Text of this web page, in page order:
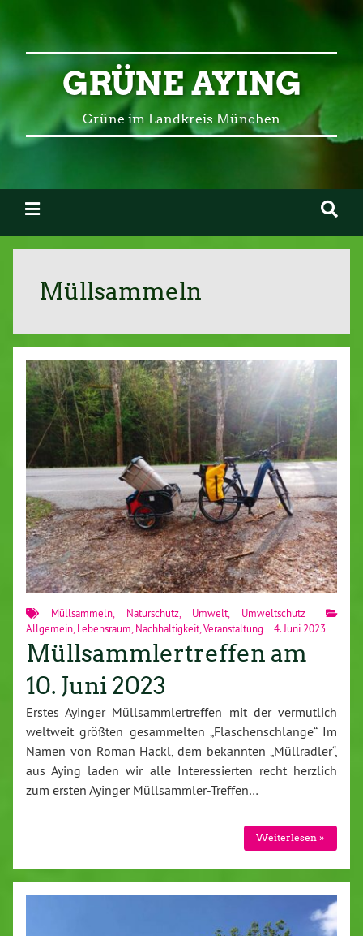
GRÜNE AYING
Grüne im Landkreis München
Müllsammeln
Müllsammeln, Naturschutz, Umwelt, Umweltschutz
Allgemein,Lebensraum,Nachhaltigkeit,Veranstaltung 4. Juni 2023
Müllsammlertreffen am
10. Juni 2023
Erstes Ayinger Müllsammlertreffen mit der vermutlich
weltweit größten gesammelten „Flaschenschlange“ Im
Namen von Roman Hackl, dem bekannten „Müllradler“,
aus Aying laden wir alle Interessierten recht herzlich
zum ersten Ayinger Müllsammler-Treffen…
Weiterlesen »